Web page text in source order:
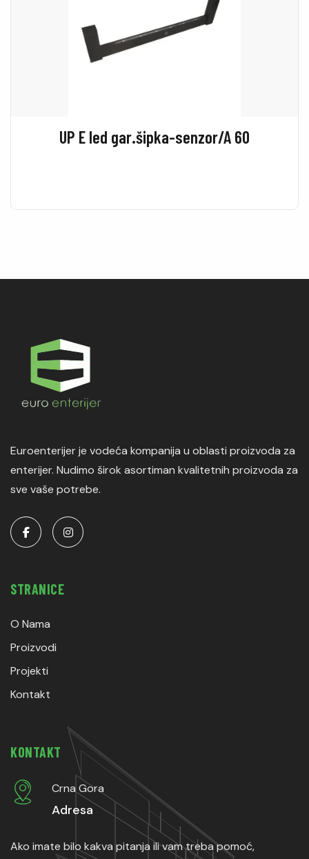
UP E led gar.šipka-senzor/A 60
Euroenterijer je vodeća kompanija u oblasti proizvoda za
enterijer. Nudimo širok asortiman kvalitetnih proizvoda za
sve vaše potrebe.
STRANICE
O Nama
Proizvodi
Projekti
Kontakt
KONTAKT
Crna Gora
Adresa
Ako imate bilo kakva pitanja ili vam treba pomoć,